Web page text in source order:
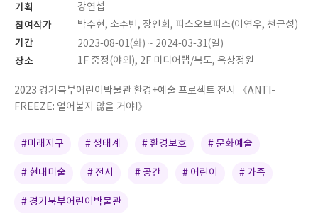
기획 강연섭
참여작가 박수현, 소수빈, 장인희, 피스오브피스(이연우, 천근성)
기간 2023-08-01(화) ~ 2024-03-31(일)
장소 1F 중정(야외), 2F 미디어랩/복도, 옥상정원
2023 경기북부어린이박물관 환경+예술 프로젝트 전시 《ANTI-
FREEZE: 얼어붙지 않을 거야!》
#미래지구 # 생태계 # 환경보호 # 문화예술
# 현대미술 # 전시 # 공간 # 어린이 # 가족
# 경기북부어린이박물관